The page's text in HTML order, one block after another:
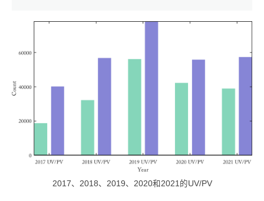
2017、2018、2019、2020和2021的UV/PV